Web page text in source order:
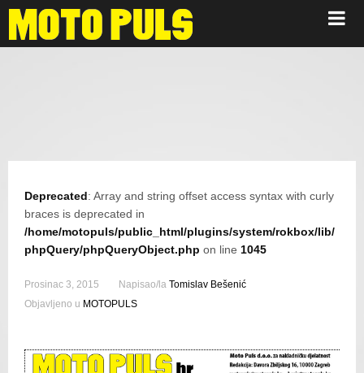
Deprecated: Array and string offset access syntax with curly
braces is deprecated in
/home/motopuls/public_html/plugins/system/rokbox/lib/
phpQuery/phpQueryObject.php on line 1045
Prosinac 3, 2015 Napisao/la Tomislav Bešenić
Objavljeno u MOTOPULS